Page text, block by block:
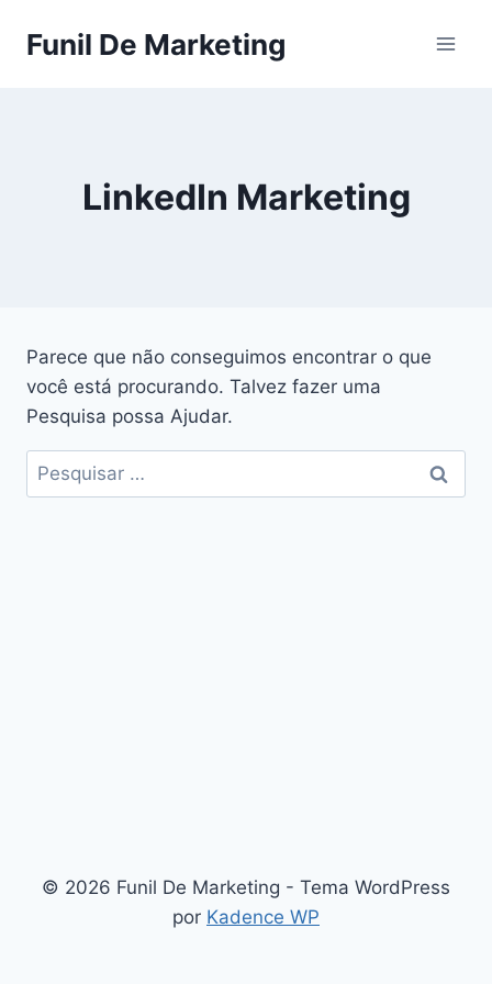
paraFunil De Marketing
LinkedIn Marketing
Parece que não conseguimos encontrar o que
você está procurando. Talvez fazer uma
Pesquisa possa Ajudar.
Pesquisar
por:
© 2026 Funil De Marketing - Tema WordPress
por Kadence WP